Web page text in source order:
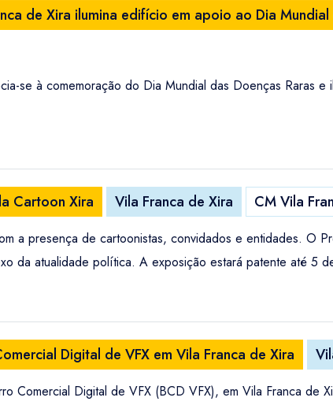
de Xira ilumina edifício em apoio ao Dia Mundial
se à comemoração do Dia Mundial das Doenças Raras
Cartoon Xira Vila Franca de Xira CM Vila
a presença de cartoonistas, convidados e entidades. O
da atualidade política. A exposição estará patente até 5
Digital de VFX em Vila Franca de Xira
Comercial Digital de VFX (BCD VFX), em Vila Franca de